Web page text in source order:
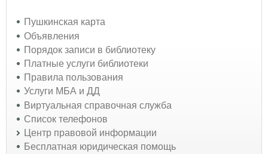
Пушкинская карта
Объявления
Порядок записи в библиотеку
Платные услуги библиотеки
Правила пользования
Услуги МБА и ДД
Виртуальная справочная служба
Список телефонов
Центр правовой информации
Бесплатная юридическая помощь